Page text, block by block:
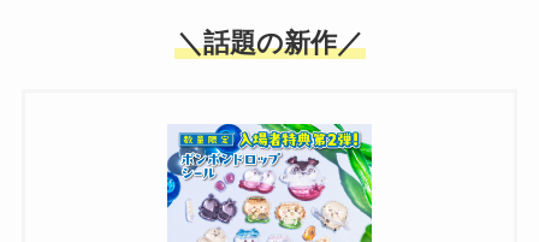
＼話題の新作／